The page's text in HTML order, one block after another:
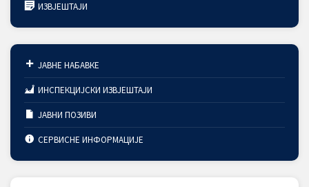
ИЗВЈЕШТАЈИ
ЈАВНЕ НАБАВКЕ
ИНСПЕКЦИЈСКИ ИЗВЈЕШТАЈИ
ЈАВНИ ПОЗИВИ
СЕРВИСНЕ ИНФОРМАЦИЈЕ